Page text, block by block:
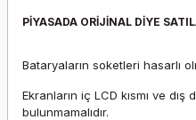
PİYASADA ORİJİNAL DİYE
Bataryaların soketleri hasarlı
Ekranların iç LCD kısmı ve
bulunmamalıdır.